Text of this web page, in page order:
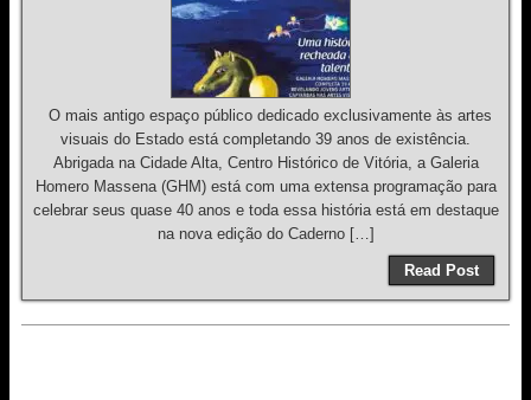
O mais antigo espaço público dedicado exclusivamente às artes
visuais do Estado está completando 39 anos de existência.
Abrigada na Cidade Alta, Centro Histórico de Vitória, a Galeria
Homero Massena (GHM) está com uma extensa programação para
celebrar seus quase 40 anos e toda essa história está em destaque
na nova edição do Caderno […]
Read Post